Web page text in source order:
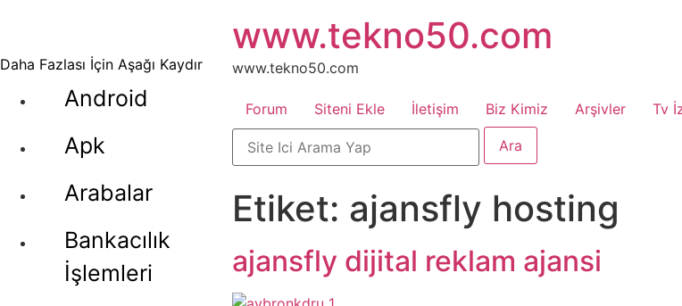
Daha Fazlası İçin Aşağı Kaydır
Android
Apk
Arabalar
Bankacılık
İşlemleri
atla
www.tekno50.com
www.tekno50.com
Forum Siteni Ekle İletişim Biz Kimiz Arşivler Tv
Etiket: ajansfly hosting
ajansfly dijital reklam ajansi